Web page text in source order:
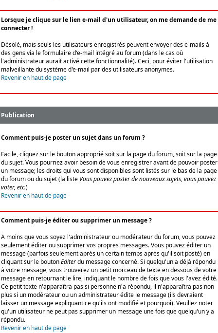
Lorsque je clique sur le lien e-mail d'un utilisateur, on me demande de me
connecter !
Désolé, mais seuls les utilisateurs enregistrés peuvent envoyer des e-mails à
des gens via le formulaire d'e-mail intégré au forum (dans le cas où
l'administrateur aurait activé cette fonctionnalité). Ceci, pour éviter l'utilisation
malveillante du système d'e-mail par des utilisateurs anonymes.
Revenir en haut de page
Publication
Comment puis-je poster un sujet dans un forum ?
Facile, cliquez sur le bouton approprié soit sur la page du forum, soit sur la page
du sujet. Vous pourriez avoir besoin de vous enregistrer avant de pouvoir poster
un message; les droits qui vous sont disponibles sont listés sur le bas de la page
du forum ou du sujet (la liste Vous pouvez poster de nouveaux sujets, vous pouvez
voter, etc.)
Revenir en haut de page
Comment puis-je éditer ou supprimer un message ?
A moins que vous soyez l'administrateur ou modérateur du forum, vous pouvez
seulement éditer ou supprimer vos propres messages. Vous pouvez éditer un
message (parfois seulement après un certain temps après qu'il soit posté) en
cliquant sur le boutonEditerdu message concerné. Si quelqu'un a déjà répondu
à votre message, vous trouverez un petit morceau de texte en dessous de votre
message en retournant le lire, indiquant le nombre de fois que vous l'avez édité.
Ce petit texte n'apparaîtra pas si personne n'a répondu, il n'apparaîtra pas non
plus si un modérateur ou un administrateur édite le message (ils devraient
laisser un message expliquant ce qu'ils ont modifié et pourquoi). Veuillez noter
qu'un utilisateur ne peut pas supprimer un message une fois que quelqu'un y a
répondu.
Revenir en haut de page